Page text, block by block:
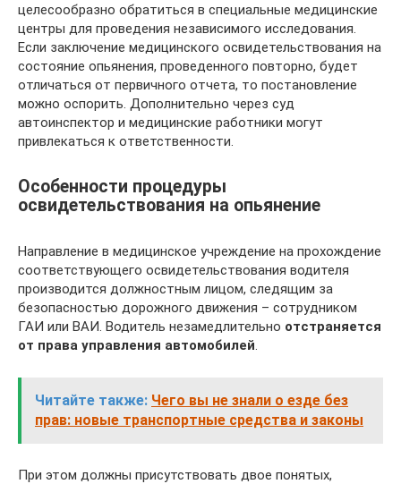
целесообразно обратиться в специальные медицинские
центры для проведения независимого исследования.
Если заключение медицинского освидетельствования на
состояние опьянения, проведенного повторно, будет
отличаться от первичного отчета, то постановление
можно оспорить. Дополнительно через суд
автоинспектор и медицинские работники могут
привлекаться к ответственности.
Особенности процедуры
освидетельствования на опьянение
Направление в медицинское учреждение на прохождение
соответствующего освидетельствования водителя
производится должностным лицом, следящим за
безопасностью дорожного движения – сотрудником
ГАИ или ВАИ. Водитель незамедлительно отстраняется
от права управления автомобилей
Читайте также: Чего вы не знали о езде без
прав: новые транспортные средства и законы
При этом должны присутствовать двое понятых,